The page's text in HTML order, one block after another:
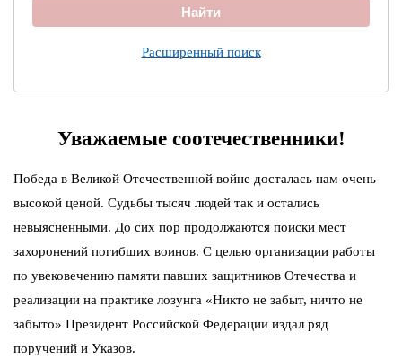
Найти
Расширенный поиск
Уважаемые соотечественники!
Победа в Великой Отечественной войне досталась нам очень
высокой ценой. Судьбы тысяч людей так и остались
невыясненными. До сих пор продолжаются поиски мест
захоронений погибших воинов. С целью организации работы
по увековечению памяти павших защитников Отечества и
реализации на практике лозунга «Никто не забыт, ничто не
забыто» Президент Российской Федерации издал ряд
поручений и Указов.